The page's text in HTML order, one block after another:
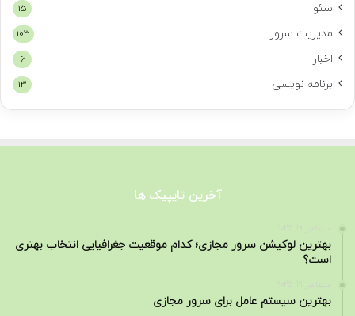
سئو 15
مدیریت سرور 103
اخبار 6
برنامه نویسی 13
آخرین تایپیک ها
بهترین لوکیشن سرور مجازی؛ کدام موقعیت جغرافیایی انتخاب بهتری
است؟
بهترین سیستم عامل برای سرور مجازی